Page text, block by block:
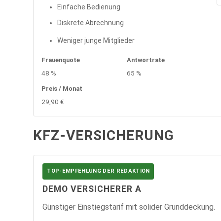
Einfache Bedienung
Diskrete Abrechnung
Weniger junge Mitglieder
Frauenquote
48 %
Antwortrate
65 %
Preis / Monat
29,90 €
KFZ-VERSICHERUNG
TOP-EMPFEHLUNG DER REDAKTION
DEMO VERSICHERER A
Günstiger Einstiegstarif mit solider Grunddeckung.